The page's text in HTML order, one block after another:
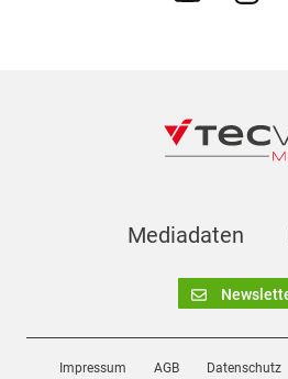
Mediadaten
Impressum AGB Datenschutz